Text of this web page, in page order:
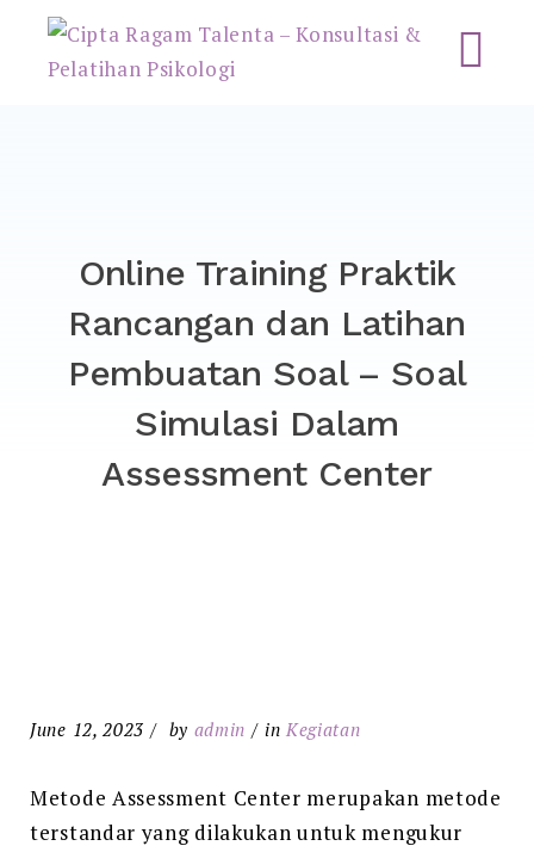
Cipta Ragam Talenta –
Konsultasi & Pelatihan
Psikologi
Online Training Praktik
Rancangan dan Latihan
Pembuatan Soal – Soal
Simulasi Dalam
Assessment Center
June 12, 2023 by admin in Kegiatan
Metode Assessment Center merupakan metode
terstandar yang dilakukan untuk mengukur